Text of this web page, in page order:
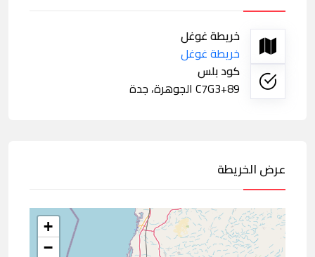
خريطة غوغل
خريطة غوغل
كود بلس
C7G3+89 الجوهرة، جدة
عرض الخريطة
+
−